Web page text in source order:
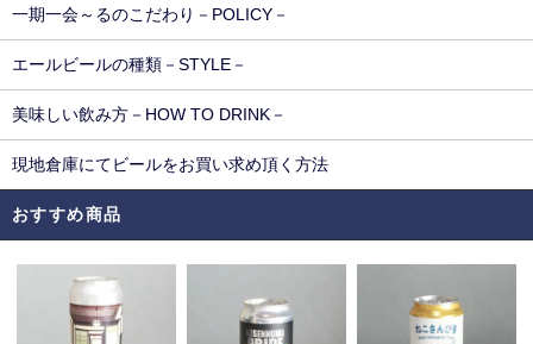
一期一会～るのこだわり－POLICY－
エールビールの種類－STYLE－
美味しい飲み方－HOW TO DRINK－
現地倉庫にてビールをお買い求め頂く方法
おすすめ商品